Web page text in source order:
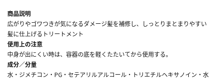
商品説明
広がりやゴワつきが気になるダメージ髪を補修し、しっとりまとまりやすい
髪に仕上げるトリートメント
使用上の注意
中身が出にくい時は、容器の底を軽くたたいてから使用する。
成分／分量
水・ジメチコン・PG・セテアリルアルコール・トリエチルヘキサノイン・水